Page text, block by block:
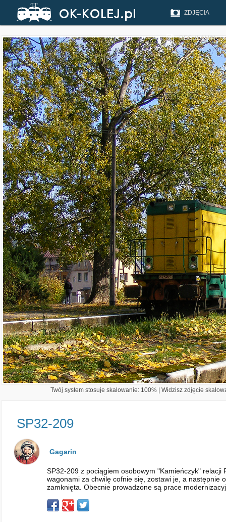
ZDJĘCIA
REGULAMIN
Twój system stosuje skalowanie: 100% | Widzisz zdjęcie
SP32-209
Gagarin
SP32-209 z pociągiem osobowym "Kamieńczyk" relacji
wagonami za chwilę cofnie się, zostawi je, a następnie
zamknięta. Obecnie prowadzone są prace